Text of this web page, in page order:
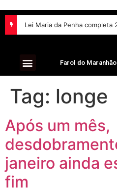
Farol do Maranhão
Tag: longe
Após um mês,
janeiro ainda
fim